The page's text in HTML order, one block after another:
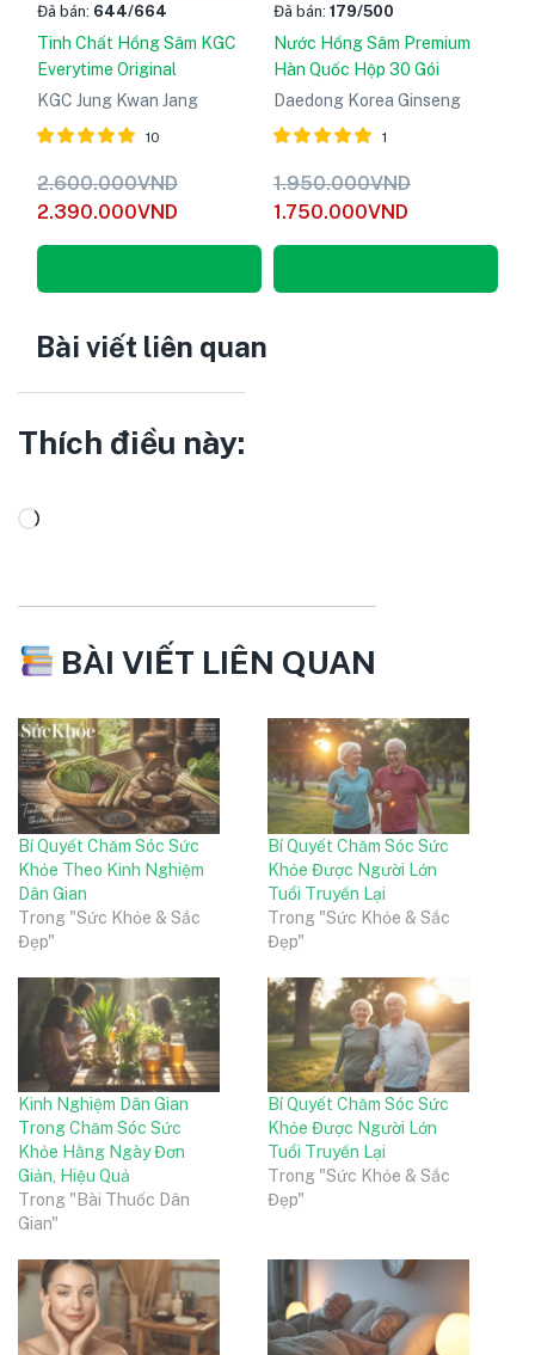
Đã bán: 644/664
Tinh Chất Hồng Sâm KGC
Everytime Original
KGC Jung Kwan Jang
Được xếp
hạng
5.00
5
sao
10
2.600.000VND
2.390.000VND
Đã bán: 179/500
Nước Hồng Sâm Premium
Hàn Quốc Hộp 30 Gói
Daedong Korea Ginseng
Được xếp
hạng
5.00
5
sao
1
1.950.000VND
1.750.000VND
Bài viết liên quan
Thích điều này:
BÀI VIẾT LIÊN QUAN
Bí Quyết Chăm Sóc Sức
Khỏe Theo Kinh Nghiệm
Dân Gian
Trong "Sức Khỏe & Sắc
Đẹp"
Bí Quyết Chăm Sóc Sức
Khỏe Được Người Lớn
Tuổi Truyền Lại
Trong "Sức Khỏe & Sắc
Đẹp"
Kinh Nghiệm Dân Gian
Trong Chăm Sóc Sức
Khỏe Hằng Ngày Đơn
Giản, Hiệu Quả
Trong "Bài Thuốc Dân
Gian"
Bí Quyết Chăm Sóc Sức
Khỏe Được Người Lớn
Tuổi Truyền Lại
Trong "Sức Khỏe & Sắc
Đẹp"